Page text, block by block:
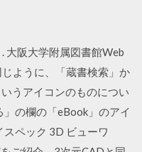
大阪大学附属図書館Web
ように、「蔵書検索」か
うアイコンのものについ
の欄の「eBook」のアイ
ペック 3D ビューワ